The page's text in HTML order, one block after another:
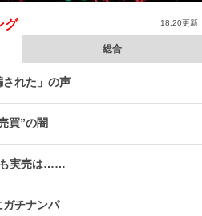
グ 18:20更新
総合
れた」の声
買”の闇
も実売は……
ガチナンパ